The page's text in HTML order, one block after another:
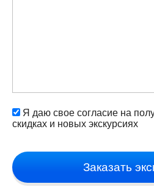
Я даю свое согласие на
скидках и новых экскурсиях
Заказать